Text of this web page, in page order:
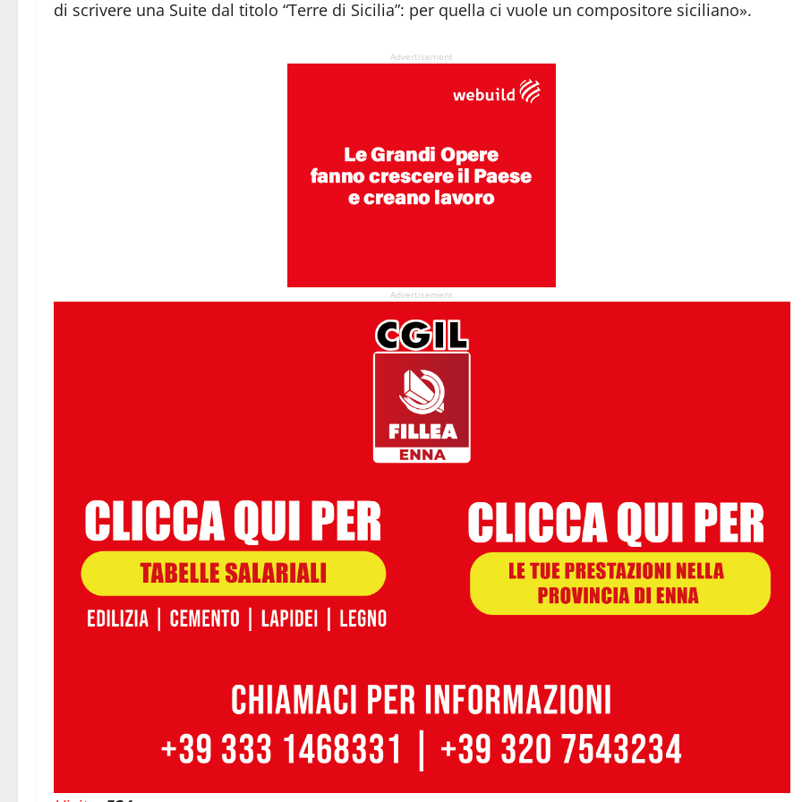
di scrivere una Suite dal titolo “Terre di Sicilia”: per quella ci vuole un compositore siciliano».
Advertisement
Advertisement